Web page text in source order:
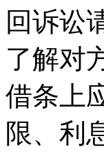
回诉讼
了解对
借条上
限、利